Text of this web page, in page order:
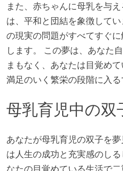
また、赤ちゃんに母乳を与
は、平和と団結を象徴して
の現実の問題がすべてすぐ
します。 この夢は、あなた
まもなく、あなたは目覚め
満足のいく繁栄の段階に入る
母乳育児中の双
あなたが母乳育児の双子を
は人生の成功と充実感のし